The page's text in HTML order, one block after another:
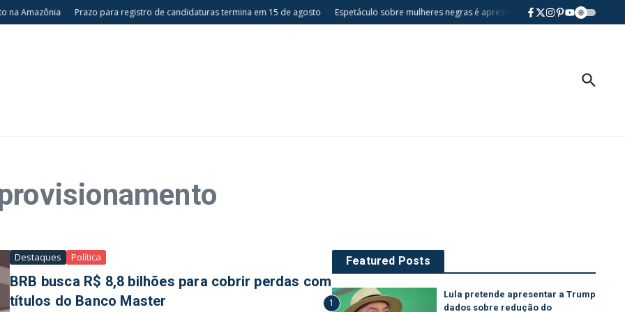
Amazônia Prazo para registro de candidaturas termina em 15 de agosto Espetáculo sobre mulheres negras é apresentado gratuitamente na Casa
Destaques Política
BRB busca R$ 8,8 bilhões para cobrir perdas com
títulos do Banco Master
Featured Posts
1
Lula pretende apresentar a Trump
dados sobre redução do